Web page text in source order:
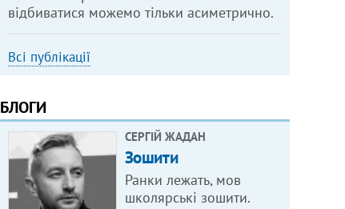
відбиватися можемо тільки асиметрично.
Всі публікації
БЛОГИ
СЕРГІЙ ЖАДАН
Зошити
Ранки лежать, мов
школярські зошити.